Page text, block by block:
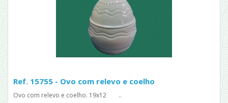
Ref. 15755 - Ovo com relevo e coelho
Ovo com relevo e coelho. 19x12 ..